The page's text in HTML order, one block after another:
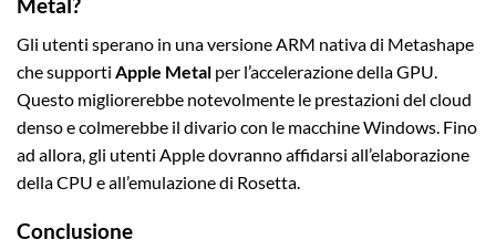
Gli utenti sperano in una versione ARM nativa di Metashape
che supporti Apple Metal per l’accelerazione della GPU.
Questo migliorerebbe notevolmente le prestazioni del cloud
denso e colmerebbe il divario con le macchine Windows. Fino
ad allora, gli utenti Apple dovranno affidarsi all’elaborazione
della CPU e all’emulazione di Rosetta.
Conclusione